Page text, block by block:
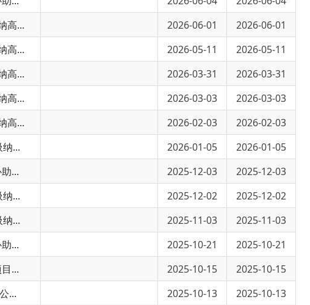
2026-03-31
2026-03-03
2026-01-05 2026-01-05
2025-12-03
2025-12-03
2025-12-02 2025-12-02
2025-11-03
2025-10-21
2025-10-15
2025-10-13
/ 共 6 页
国家部委局
区政府部门